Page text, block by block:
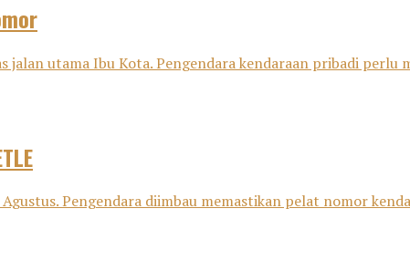
utama Ibu Kota. Pengendara kendaraan pribadi perlu
Pengendara diimbau memastikan pelat nomor